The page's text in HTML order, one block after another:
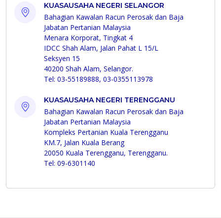
KUASAUSAHA NEGERI SELANGOR
Bahagian Kawalan Racun Perosak dan Baja
Jabatan Pertanian Malaysia
Menara Korporat, Tingkat 4
IDCC Shah Alam, Jalan Pahat L 15/L
Seksyen 15
40200 Shah Alam, Selangor.
Tel: 03-55189888, 03-0355113978
KUASAUSAHA NEGERI TERENGGANU
Bahagian Kawalan Racun Perosak dan Baja
Jabatan Pertanian Malaysia
Kompleks Pertanian Kuala Terengganu
KM.7, Jalan Kuala Berang
20050 Kuala Terengganu, Terengganu.
Tel: 09-6301140